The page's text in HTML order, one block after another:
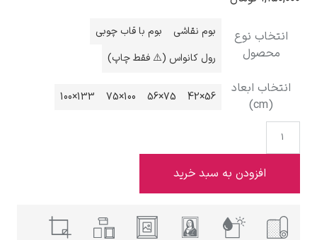
ادوارد هاپر
بوم نقاشی
بوم با قاب چوبی
رول کانواس (⚠️ فقط چاپ)
100×75
133×100
به سبد خرید